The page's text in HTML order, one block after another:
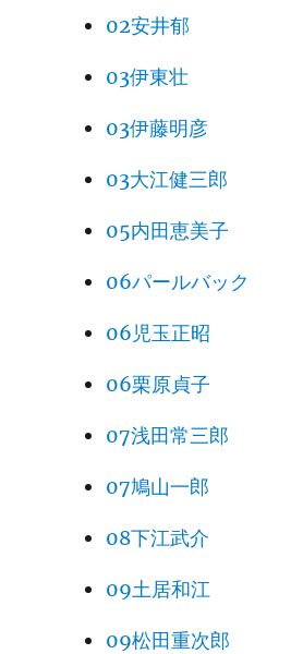
02安井郁
03伊東壮
03伊藤明彦
03大江健三郎
05内田恵美子
06パールバック
06児玉正昭
06栗原貞子
07浅田常三郎
07鳩山一郎
08下江武介
09土居和江
09松田重次郎